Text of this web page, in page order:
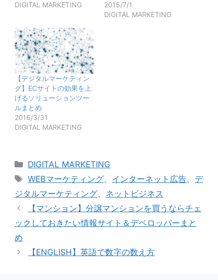
DIGITAL MARKETING
2015/7/1
DIGITAL MARKETING
【デジタルマーケティン
グ】ECサイトの効果を上
げるソリューションツー
ルまとめ
2016/3/31
DIGITAL MARKETING
カ
テ
リ
ー
DIGITAL MARKETING
タ
グ
WEBマーケティング、 インターネット広告、 デ
ジタルマーケティング、 ネットビジネス
【マンション】分譲マンションを買うならチェ
ックしておきたい情報サイト＆デベロッパーまと
め
【ENGLISH】英語で数字の数え方